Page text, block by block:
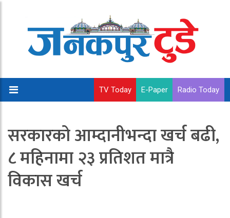
TV Today E-Paper Radio Today
सरकारको आम्दानीभन्दा खर्च बढी,
८ महिनामा २३ प्रतिशत मात्रै
विकास खर्च